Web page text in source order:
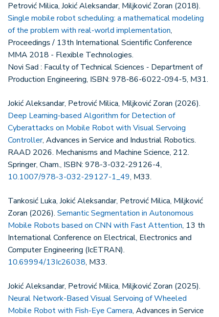
Petrović Milica, Jokić Aleksandar, Miljković Zoran (2018).
Single mobile robot scheduling: a mathematical modeling
of the problem with real-world implementation,
Proceedings / 13th International Scientific Conference
MMA 2018 - Flexible Technologies.
Novi Sad : Faculty of Technical Sciences - Department of
Production Engineering, ISBN: 978-86-6022-094-5, M31.
Jokić Aleksandar, Petrović Milica, Miljković Zoran (2026).
Deep Learning-based Algorithm for Detection of
Cyberattacks on Mobile Robot with Visual Servoing
Controller, Advances in Service and Industrial Robotics.
RAAD 2026. Mechanisms and Machine Science, 212.
Springer, Cham., ISBN: 978-3-032-29126-4,
10.1007/978-3-032-29127-1_49, M33.
Tankosić Luka, Jokić Aleksandar, Petrović Milica, Miljković
Zoran (2026). Semantic Segmentation in Autonomous
Mobile Robots based on CNN with Fast Attention, 13 th
International Conference on Electrical, Electronics and
Computer Engineering (IcETRAN).
10.69994/13Ic26038, M33.
Jokić Aleksandar, Petrović Milica, Miljković Zoran (2025).
Neural Network-Based Visual Servoing of Wheeled
Mobile Robot with Fish-Eye Camera, Advances in Service